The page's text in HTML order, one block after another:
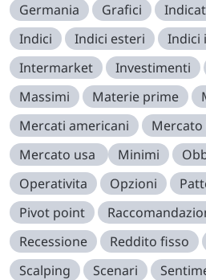
Germania
Grafici
Indici
Indici esteri Indici
Intermarket
Investimenti
Massimi
Materie prime
Mercati americani
Mercato usa
Minimi
Operativita
Opzioni
Pivot point
Recessione
Reddito fisso
Scalping
Scenari